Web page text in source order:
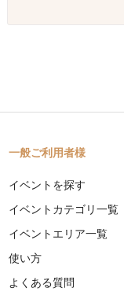
一般ご利用者様
イベントを探す
イベントカテゴリ一覧
イベントエリア一覧
使い方
よくある質問